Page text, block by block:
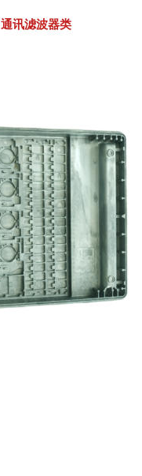
通讯滤波器类